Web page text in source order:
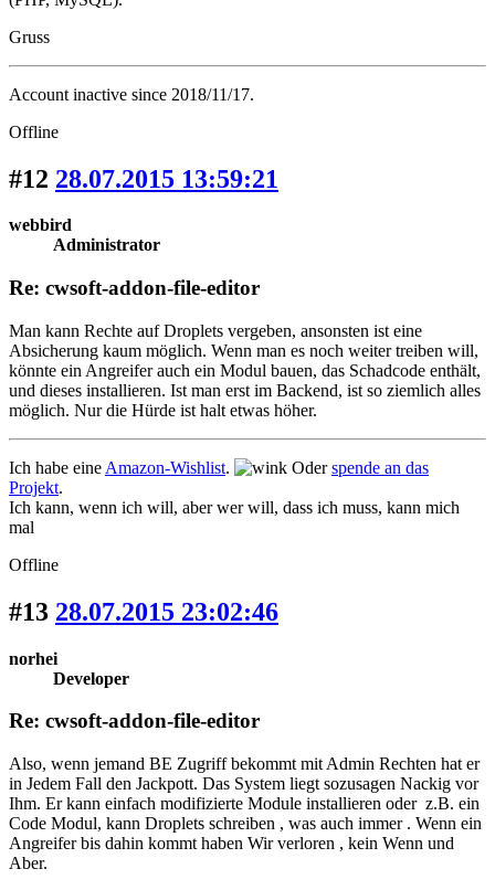
Gruss
Account inactive since 2018/11/17.
Offline
#12 28.07.2015 13:59:21
webbird
Administrator
Re: cwsoft-addon-file-editor
Man kann Rechte auf Droplets vergeben, ansonsten ist eine
Absicherung kaum möglich. Wenn man es noch weiter treiben will,
könnte ein Angreifer auch ein Modul bauen, das Schadcode enthält,
und dieses installieren. Ist man erst im Backend, ist so ziemlich alles
möglich. Nur die Hürde ist halt etwas höher.
Ich habe eine Amazon-Wishlist. Oderspende an das
Projekt.
Ich kann, wenn ich will, aber wer will, dass ich muss, kann mich
mal
Offline
#13 28.07.2015 23:02:46
norhei
Developer
Re: cwsoft-addon-file-editor
Also, wenn jemand BE Zugriff bekommt mit Admin Rechten hat er
in Jedem Fall den Jackpott. Das System liegt sozusagen Nackig vor
Ihm. Er kann einfach modifizierte Module installieren oder z.B. ein
Code Modul, kann Droplets schreiben , was auch immer . Wenn ein
Angreifer bis dahin kommt haben Wir verloren , kein Wenn und
Aber.